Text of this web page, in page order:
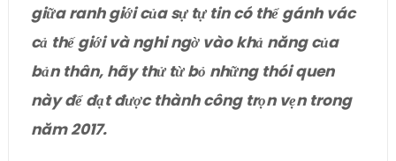
giữa ranh giới của sự tự tin có thể gánh vác
cả thế giới và nghi ngờ vào khả năng của
bản thân, hãy thử từ bỏ những thói quen
này để đạt được thành công trọn vẹn trong
năm 2017.